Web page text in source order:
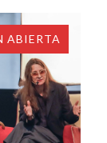
ABIERTA